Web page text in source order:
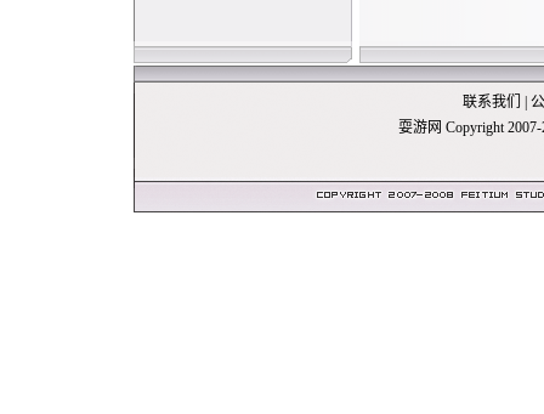
联系我们
耍游网 Copyright